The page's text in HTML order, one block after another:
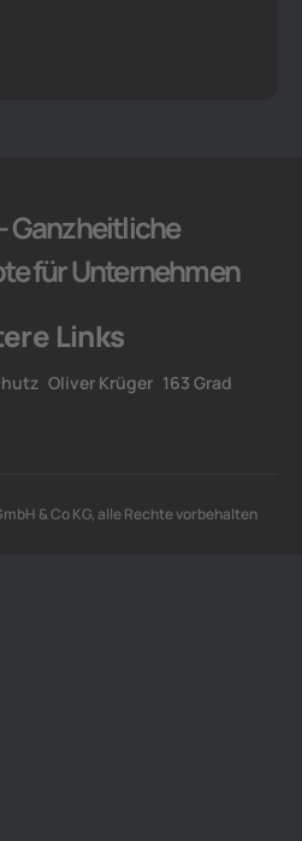
Ganzheitliche
für Unternehmen
Links
Oliver Krüger 163 Grad
& Co KG, alle Rechte vorbehalten